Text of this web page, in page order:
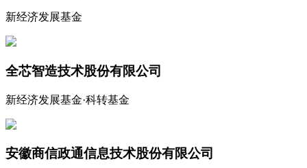
新经济发展基金
全芯智造技术股份有限公司
新经济发展基金·科转基金
安徽商信政通信息技术股份有限公司